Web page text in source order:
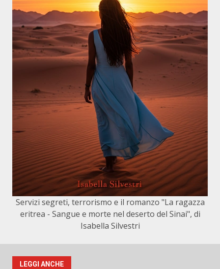
Servizi segreti, terrorismo e il romanzo "La ragazza
eritrea - Sangue e morte nel deserto del Sinai", di
Isabella Silvestri
LEGGI ANCHE